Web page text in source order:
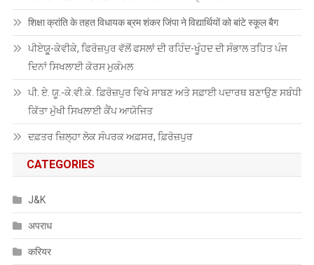
शिक्षा क्रांति के तहत विधायक ब्रम शंकर जिंपा ने विद्यार्थियों को बांटे स्कूल बैग
ਪੀਏਯੂੑ-ਕੇਵੀਕੇ, ਫਿਰੋਜ਼ਪੁਰ ਵੱਲੋਂ ਫਸਲਾਂ ਦੀ ਰਹਿੰਦ-ਖੂੰਹਦ ਦੀ ਸੰਭਾਲ ਤਹਿਤ ਪੰਜ
ਦਿਨਾਂ ਸਿਖਲਾਈ ਕੋਰਸ ਮੁਕੰਮਲ
ਪੀ. ਏ. ਯੂ.-ਕੇ.ਵੀ.ਕੇ. ਫ਼ਿਰੋਜ਼ਪੁਰ ਵਿਖੇ ਸਾਬਣ ਅਤੇ ਸਫ਼ਾਈ ਪਦਾਰਥ ਬਣਾਉਣ ਸਬੰਧੀ
ਕਿੱਤਾ ਮੁੱਖੀ ਸਿਖਲਾਈ ਕੈਂਪ ਆਯੋਜਿਤ
ਦਫ਼ਤਰ ਜ਼ਿਲ੍ਹਾ ਲੋਕ ਸੰਪਰਕ ਅਫ਼ਸਰ, ਫ਼ਿਰੋਜ਼ਪੁਰ
CATEGORIES
J&K
अपराध
करियर